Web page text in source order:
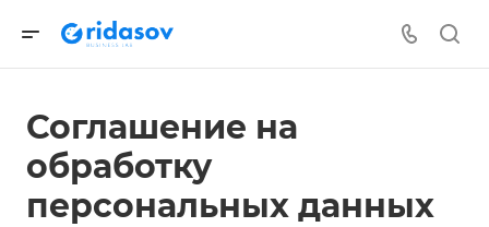
Соглашение на
обработку
персональных данных